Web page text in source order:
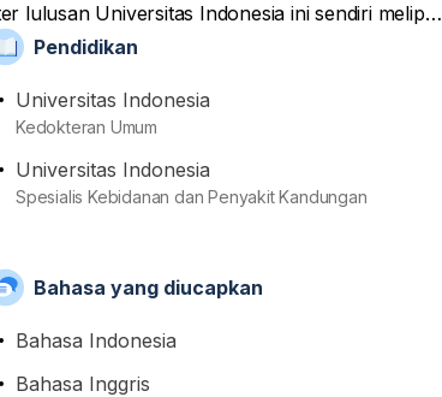
lulusan Universitas Indonesia ini sendiri meliputi
TORCH. Selain itu, dirinya juga turut
(IDI) dan Perhimpunan Obstetri dan
Pendidikan
Universitas Indonesia
Kedokteran Umum
Universitas Indonesia
Spesialis Kebidanan dan Penyakit Kandungan
Bahasa yang diucapkan
Bahasa Indonesia
Bahasa Inggris